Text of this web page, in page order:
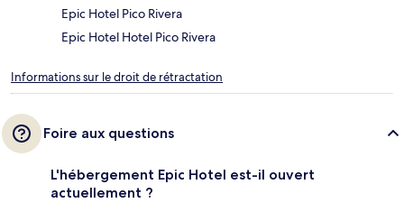
Epic Hotel Pico Rivera
Epic Hotel Hotel Pico Rivera
Informations sur le droit de rétractation
Foire aux questions
L'hébergement Epic Hotel est-il ouvert
actuellement ?